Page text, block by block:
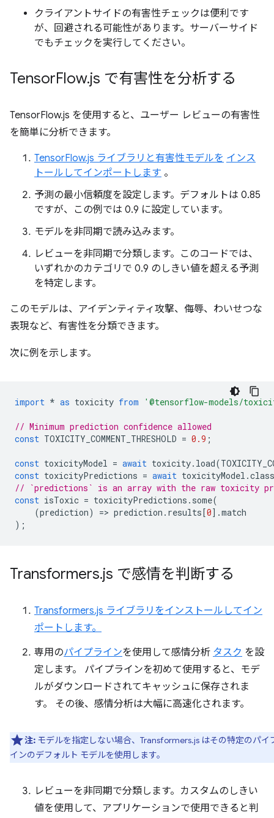
クライアントサイドの有害性チェックは便利です
が、回避される可能性があります。サーバーサイド
でもチェックを実行してください。
TensorFlow.js で有害性を分析する
TensorFlow.js を使用すると、ユーザー レビューの有害性
を簡単に分析できます。
TensorFlow.js ライブラリと有害性モデルを インス
トールしてインポートします 。
予測の最小信頼度を設定します。デフォルトは 0.85
ですが、この例では 0.9 に設定しています。
モデルを非同期で読み込みます。
レビューを非同期で分類します。このコードでは、
いずれかのカテゴリで 0.9 のしきい値を超える予測
を特定します。
このモデルは、アイデンティティ攻撃、侮辱、わいせつな
表現など、有害性を分類できます。
次に例を示します。
import * as toxicity from '@tensorflow-models/
// Minimum prediction confidence allowed
const TOXICITY_COMMENT_THRESHOLD = 0.9 ;
const toxicityModel = await toxicity. load(
const toxicityPredictions = await toxicityModel .
// `predictions` is an array with the raw toxicity
const isToxic = toxicityPredictions . some(
(prediction) => prediction . results[0].match
);
Transformers.js で感情を判断する
Transformers.js ライブラリをインストールしてイン
ポートします。
専用のパイプラインを使用して感情分析 タスク を設
定します。 パイプラインを初めて使用すると、モデ
ルがダウンロードされてキャッシュに保存されま
す。 その後、感情分析は大幅に高速化されます。
注: モデルを指定しない場合、Transformers.js はその特定のパイ
インのデフォルト モデルを使用します。
レビューを非同期で分類します。カスタムのしきい
値を使用して、アプリケーションで使用できると判